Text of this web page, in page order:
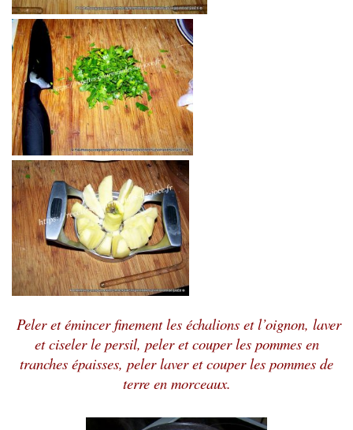
Peler et émincer finement les échalions et l’oignon, laver
et ciseler le persil, peler et couper les pommes en
tranches épaisses, peler laver et couper les pommes de
terre en morceaux.